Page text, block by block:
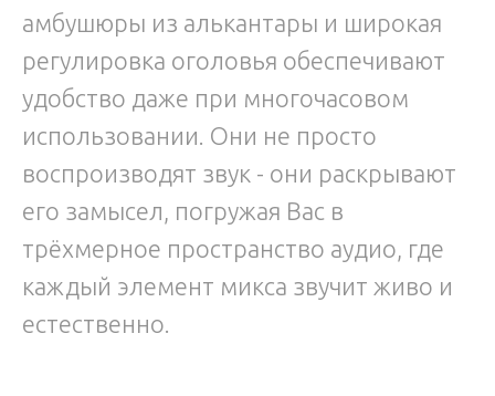
амбушюры из алькантары и широкая
регулировка оголовья обеспечивают
удобство даже при многочасовом
использовании. Они не просто
воспроизводят звук - они раскрывают
его замысел, погружая Вас в
трёхмерное пространство аудио, где
каждый элемент микса звучит живо и
естественно.